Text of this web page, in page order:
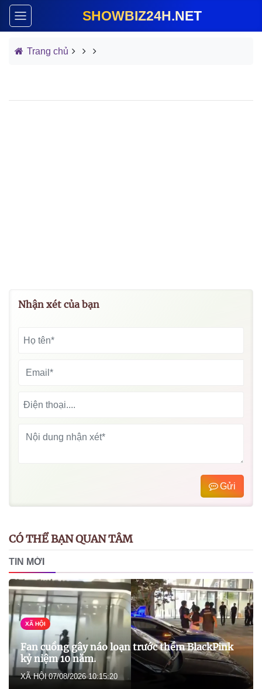
SHOWBIZ24H.NET
Trang chủ
Nhận xét của bạn
Gửi
CÓ THỂ BẠN QUAN TÂM
TIN MỚI
XÃ HỘI
Fan cuồng gây náo loạn trước thềm BlackPink
kỷ niệm 10 năm.
XÃ HỘI 07/08/2026 10:15:20